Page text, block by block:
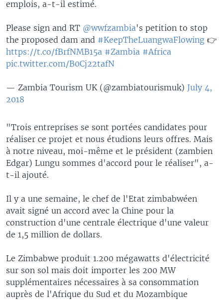
emplois, a-t-il estimé.
Please sign and RT @wwfzambia's petition to stop
the proposed dam and #KeepTheLuangwaFlowing 👉
https://t.co/fBrfNMB15a #Zambia #Africa
pic.twitter.com/B0Cj22tafN
— Zambia Tourism UK (@zambiatourismuk) July 4,
2018
"Trois entreprises se sont portées candidates pour
réaliser ce projet et nous étudions leurs offres. Mais
à notre niveau, moi-même et le président (zambien
Edgar) Lungu sommes d'accord pour le réaliser", a-
t-il ajouté.
Il y a une semaine, le chef de l'Etat zimbabwéen
avait signé un accord avec la Chine pour la
construction d'une centrale électrique d'une valeur
de 1,5 million de dollars.
Le Zimbabwe produit 1.200 mégawatts d'électricité
sur son sol mais doit importer les 200 MW
supplémentaires nécessaires à sa consommation
auprès de l'Afrique du Sud et du Mozambique